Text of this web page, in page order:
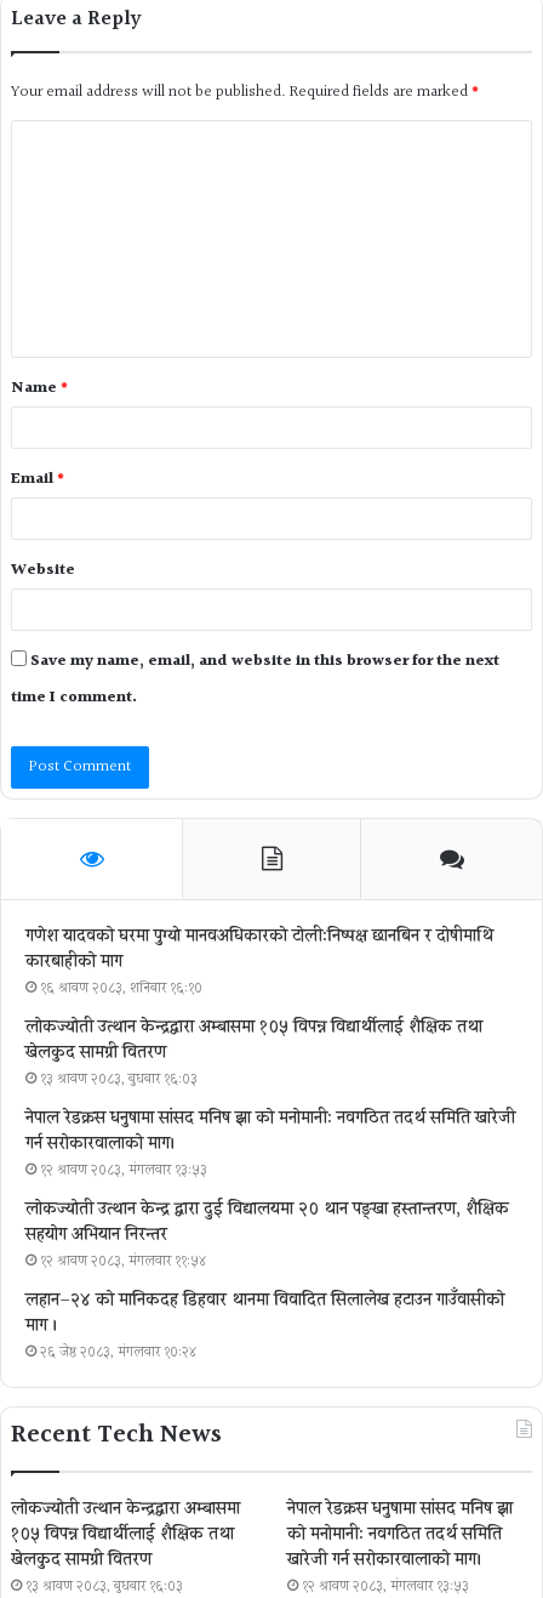
Leave a Reply
Your email address will not be published. Required fields are marked*
Name *
Email*
Website
Save my name, email, and website in this browser for the next
time I comment.
गणेश यादवको घरमा पुग्याे मानवअधिकारकाे टोली:निष्पक्ष छानबिन र दोषीमाथि
कारबाहीको माग
१६ श्रावण २०८३, शनिबार १६:१०
लोकज्योती उत्थान केन्द्रद्वारा अम्बासमा १०५ विपन्न विद्यार्थीलाई शैक्षिक तथा
खेलकुद सामग्री वितरण
१३ श्रावण २०८३, बुधबार १६:०३
नेपाल रेडक्रस धनुषामा सांसद मनिष झा को मनोमानी: नवगठित तदर्थ समिति खारेजी
गर्न सरोकारवालाको माग।
१२ श्रावण २०८३, मंगलवार १३:५३
लोकज्योती उत्थान केन्द्र द्वारा दुई विद्यालयमा २० थान पङ्खा हस्तान्तरण, शैक्षिक
सहयोग अभियान निरन्तर
१२ श्रावण २०८३, मंगलवार ११:५४
लहान–२४ को मानिकदह डिहवार थानमा विवादित सिलालेख हटाउन गाउँवासीको
माग ।
२६ जेष्ठ २०८३, मंगलवार १०:२४
Recent Tech News
लोकज्योती उत्थान केन्द्रद्वारा अम्बासमा
१०५ विपन्न विद्यार्थीलाई शैक्षिक तथा
खेलकुद सामग्री वितरण
१३ श्रावण २०८३, बुधबार १६:०३
नेपाल रेडक्रस धनुषामा सांसद मनिष झा
को मनोमानी: नवगठित तदर्थ समिति
खारेजी गर्न सरोकारवालाको माग।
१२ श्रावण २०८३, मंगलवार १३:५३